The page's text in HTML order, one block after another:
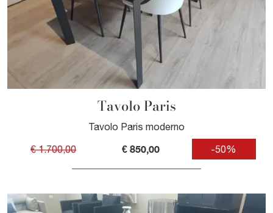
Tavolo Paris
Tavolo Paris moderno
€ 1.700,00 € 850,00 -50%